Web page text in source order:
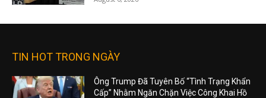
TIN HOT TRONG NGÀY
Ông Trump Đã Tuyên Bố “Tình Trạng Khẩn
Cấp” Nhằm Ngăn Chặn Việc Công Khai Hồ